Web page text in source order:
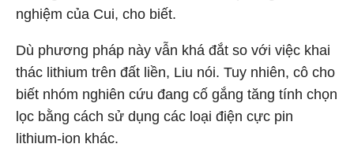
nghiệm của Cui, cho biết.
Dù phương pháp này vẫn khá đắt so với việc khai
thác lithium trên đất liền, Liu nói. Tuy nhiên, cô cho
biết nhóm nghiên cứu đang cố gắng tăng tính chọn
lọc bằng cách sử dụng các loại điện cực pin
lithium-ion khác.